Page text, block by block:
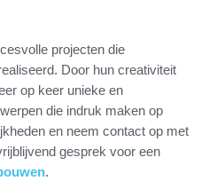
projecten die
Door hun creativiteit
op keer unieke en
die indruk maken op
en neem contact op met
gesprek voor een
.